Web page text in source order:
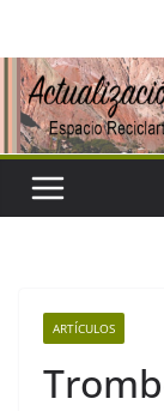
contenido
ARTÍCULOS